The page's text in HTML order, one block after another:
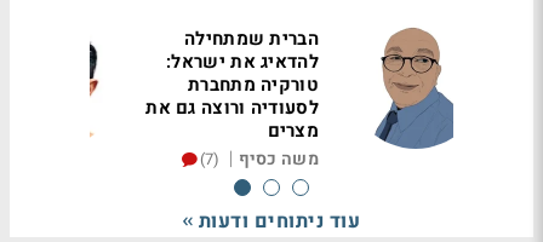
הברית שמתחילה
להדאיג את ישראל:
טורקיה מתחברת
לסעודיה ורוצה גם את
מצרים
משה כסיף |
עוד ניתוחים ודעות